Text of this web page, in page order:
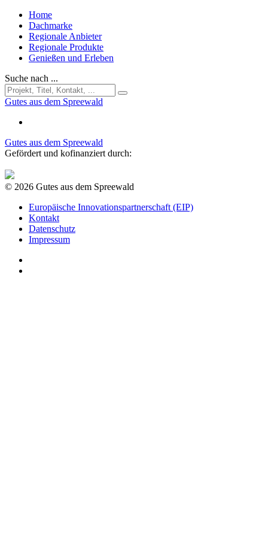
Home
Dachmarke
Regionale Anbieter
Regionale Produkte
Genießen und Erleben
Suche nach ...
Gutes aus dem Spreewald
Gutes aus dem Spreewald
Gefördert und kofinanziert durch:
© 2026 Gutes aus dem Spreewald
Europäische Innovationspartnerschaft (EIP)
Kontakt
Datenschutz
Impressum